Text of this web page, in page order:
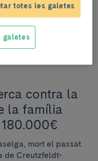
contra la
la família
mort el passat
de Creutzfeldt-
totes les galetes
galetes